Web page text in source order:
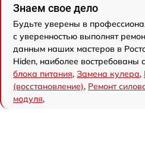
Знаем свое дело
Будьте уверены в
с уверенностью выполнят
данным наших мастеров в
Hiden, наиболее востребованы
блока питания, Замена кулера,
(восстановление), Ремонт
модуля,